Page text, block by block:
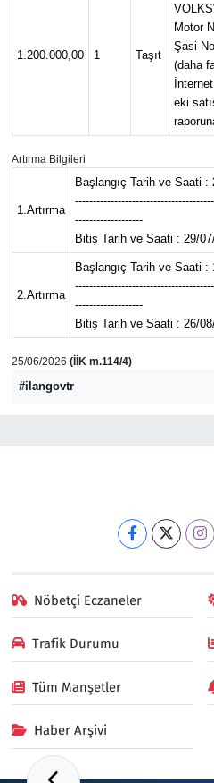
1.200.000,00 1 Taşıt
Motor
Şasi No
(daha
eki
Artırma Bilgileri
1.Artırma
Başlangıç Tarih ve Saati :
-------------------
Bitiş Tarih ve Saati : 29/
2.Artırma
Başlangıç Tarih ve Saati :
-------------------
Bitiş Tarih ve Saati : 26/
25/06/2026 (İİK m.114/4)
#ilangovtr
Nöbetçi Eczaneler
Trafik Durumu
Tüm Manşetler
Haber Arşivi
Haber
Memur ve Kamu
Otomobil
Oyun
Ramazan
Seçim 2023
Spor
Teknoloji ve Bilim
Televizyon